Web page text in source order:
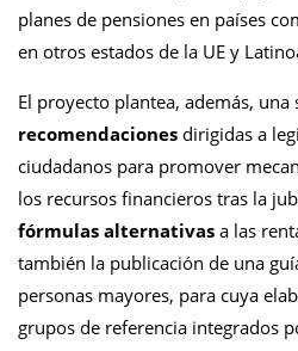
planes de pensiones en países
en otros estados de la UE y
El proyecto plantea, además, una
recomendaciones dirigidas a
ciudadanos para promover
los recursos financieros tras la
fórmulas alternativas a las
también la publicación de una
personas mayores, para cuya
grupos de referencia integrados